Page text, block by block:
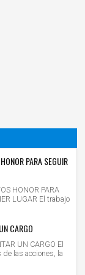
PARA SEGUIR
HONOR PARA
LUGAR El trabajo
CARGO
UN CARGO El
las acciones, la